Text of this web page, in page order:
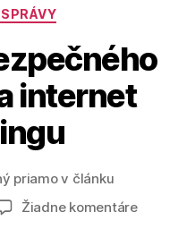
internet
priamo v článku
Žiadne komentárena